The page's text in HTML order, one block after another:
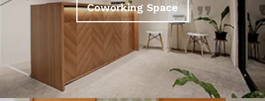
Coworking Space